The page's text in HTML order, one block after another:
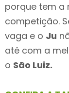
porque tem a
competição.
vaga e o Ju
até com a
o São Luiz.